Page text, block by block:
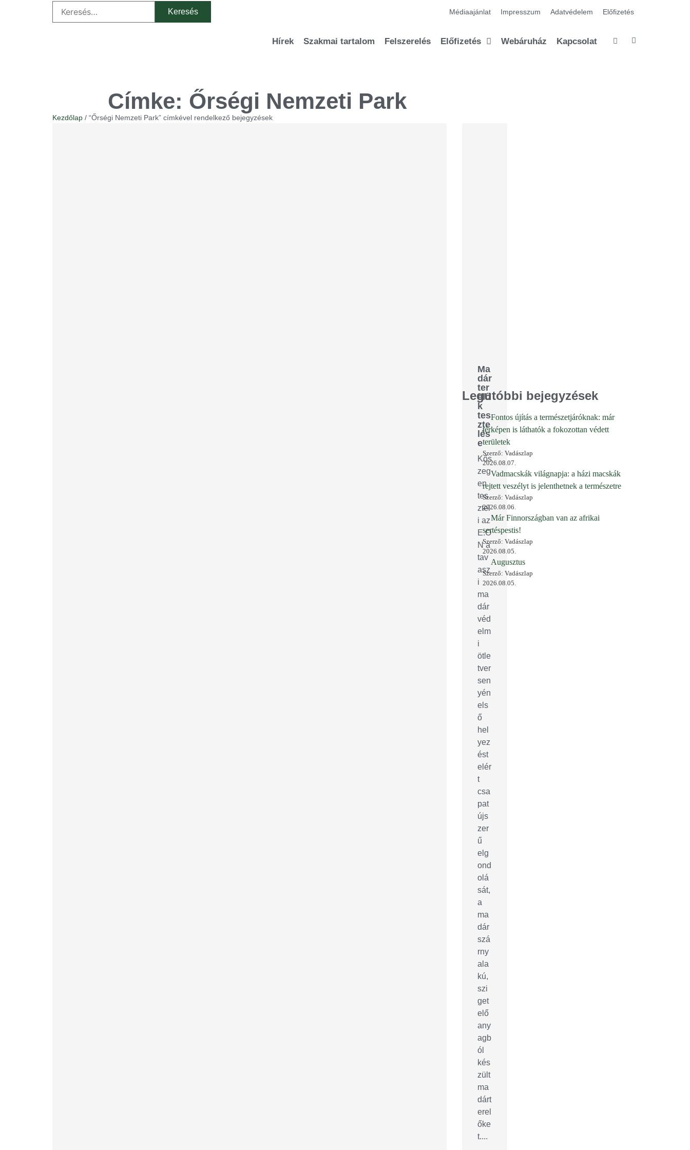
Médiaajánlat Impresszum Adatvédelem Előfizetés
Hírek Szakmai tartalom Felszerelés Előfizetés Webáruház Kapcsolat
Címke: Őrségi Nemzeti Park
Kezdőlap / “Őrségi Nemzeti Park” címkével rendelkező bejegyzések
Ma
dár
ter
elő
k
tes
zte
lés
e
Kős
zeg
en
tes
ztel
i az
E.O
N a
tav
asz
i
ma
dár
véd
elm
i
ötle
tver
sen
yén
els
ő
hel
yez
ést
elér
t
csa
pat
újs
zer
ű
elg
ond
olá
sát,
a
ma
dár
szá
rny
ala
kú,
szi
get
elő
any
agb
ól
kés
zült
ma
dárt
erel
őke
t....
Legutóbbi bejegyzések
Fontos újítás a természetjáróknak: már
térképen is láthatók a fokozottan védett
területek
Szerző: Vadászlap
2026.08.07.
Vadmacskák világnapja: a házi macskák
rejtett veszélyt is jelenthetnek a természetre
Szerző: Vadászlap
2026.08.06.
Már Finnországban van az afrikai
sertéspestis!
Szerző: Vadászlap
2026.08.05.
Augusztus
Szerző: Vadászlap
2026.08.05.